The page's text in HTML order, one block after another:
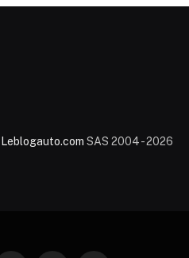
Leblogauto.com SAS 2004 - 2026